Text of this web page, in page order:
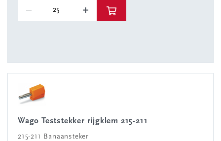
Wago Teststekker rijgklem 215-211
215-211 Banaansteker